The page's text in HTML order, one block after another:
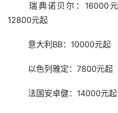
	瑞典诺贝尔：16000元起，部分医院如劲松口腔
12800元起
	意大利BB：10000元起
	以色列雅定：7800元起
	法国安卓健：14000元起